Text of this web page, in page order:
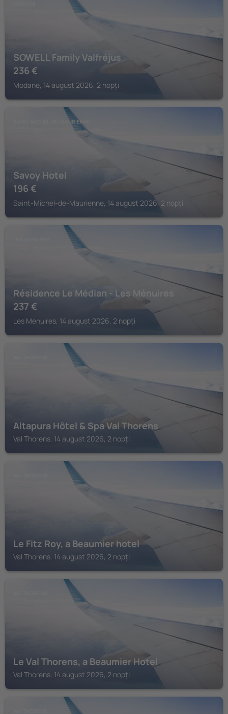
SOWELL Family Valfréjus
236 €
Modane, 14 august 2026, 2 nopți
SAINT-MICHEL-DE-MAURIENNE
Savoy Hotel
196 €
Saint-Michel-de-Maurienne, 14 august 2026, 2 nopți
Résidence Le Médian - Les Ménuires
237 €
Les Menuires, 14 august 2026, 2 nopți
Altapura Hôtel & Spa Val Thorens
Val Thorens, 14 august 2026, 2 nopți
Le Fitz Roy, a Beaumier hotel
Val Thorens, 14 august 2026, 2 nopți
Le Val Thorens, a Beaumier Hotel
Val Thorens, 14 august 2026, 2 nopți